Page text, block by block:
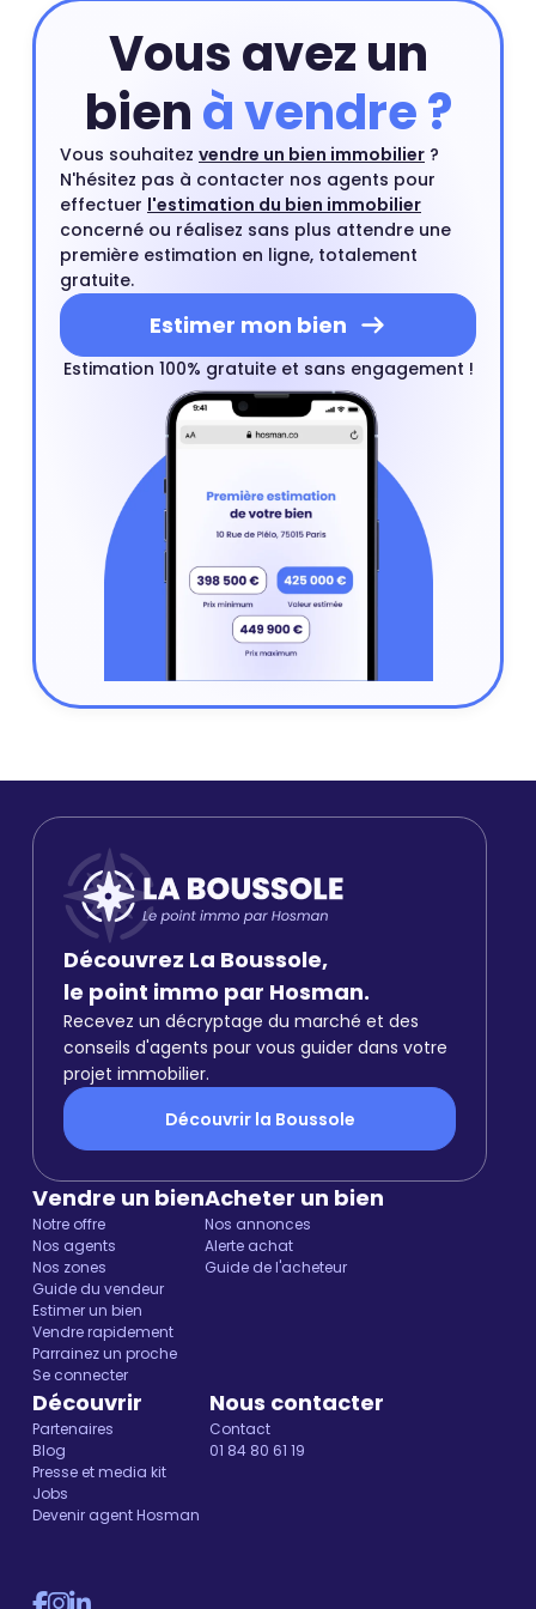
gratuit et sans engagement.
Vous avez un
bienà vendre ?
Vous souhaitez vendre un bien immobilier ?
N'hésitez pas à contacter nos agents pour
effectuer l'estimation du bien immobilier
concerné ou réalisez sans plus attendre une
première estimation en ligne, totalement
gratuite.
Estimer mon bien
Estimation 100% gratuite et sans engagement !
Découvrez La Boussole,
le point immo par Hosman.
Recevez un décryptage du marché et des
conseils d'agents pour vous guider dans votre
projet immobilier.
Découvrir la Boussole
Vendre un bien
Notre offre
Nos agents
Nos zones
Guide du vendeur
Estimer un bien
Vendre rapidement
Parrainez un proche
Se connecter
Acheter un bien
Nos annonces
Alerte achat
Guide de l'acheteur
Découvrir
Partenaires
Blog
Presse et media kit
Jobs
Devenir agent Hosman
Nous contacter
Contact
01 84 80 61 19